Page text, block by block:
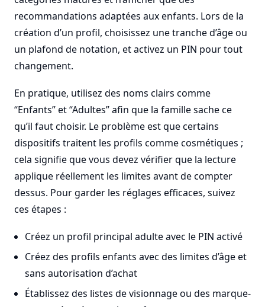
recommandations adaptées aux enfants. Lors de la
création d’un profil, choisissez une tranche d’âge ou
un plafond de notation, et activez un PIN pour tout
changement.
En pratique, utilisez des noms clairs comme
“Enfants” et “Adultes” afin que la famille sache ce
qu’il faut choisir. Le problème est que certains
dispositifs traitent les profils comme cosmétiques ;
cela signifie que vous devez vérifier que la lecture
applique réellement les limites avant de compter
dessus. Pour garder les réglages efficaces, suivez
ces étapes :
Créez un profil principal adulte avec le PIN activé
Créez des profils enfants avec des limites d’âge et
sans autorisation d’achat
Établissez des listes de visionnage ou des marque-